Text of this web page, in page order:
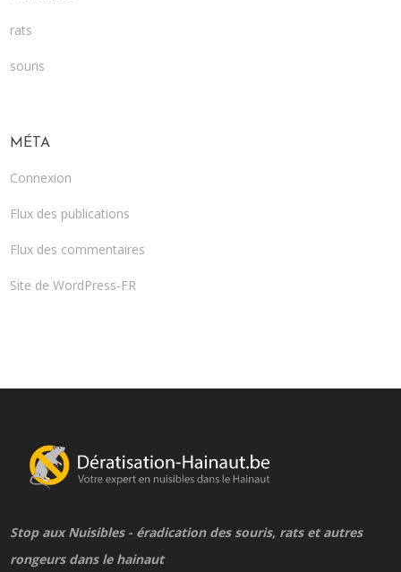
rats
souris
MÉTA
Connexion
Flux des publications
Flux des commentaires
Site de WordPress-FR
Stop aux Nuisibles - éradication des souris, rats et autres
rongeurs dans le hainaut